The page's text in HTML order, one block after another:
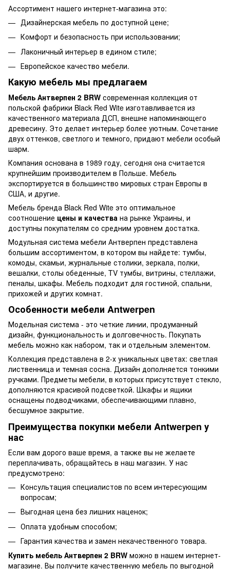
Ассортимент нашего интернет-магазина это:
Дизайнерская мебель по доступной цене;
Комфорт и безопасность при использовании;
Лаконичный интерьер в едином стиле;
Европейское качество мебели.
Какую мебель мы предлагаем
Мебель Антверпен 2 BRW современная коллекция от
польской фабрики Black Red Wite изготавливается из
качественного материала ДСП, внешне напоминающего
древесину. Это делает интерьер более уютным. Сочетание
двух оттенков, светлого и темного, придают мебели особый
шарм.
Компания основана в 1989 году, сегодня она считается
крупнейшим производителем в Польше. Мебель
экспортируется в большинство мировых стран Европы в
США, и другие.
Мебель бренда Black Red Wite это оптимальное
соотношение цены и качества на рынке Украины, и
доступны покупателям со средним уровнем достатка.
Модульная система мебели Антверпен представлена
большим ассортиментом, в котором вы найдете: тумбы,
комоды, скамьи, журнальные столики, зеркала, полки,
вешалки, столы обеденные, TV тумбы, витрины, стеллажи,
пеналы, шкафы. Мебель подходит для гостиной, спальни,
прихожей и других комнат.
Особенности мебели Antwerpen
Модельная система - это четкие линии, продуманный
дизайн, функциональность и долговечность. Покупать
мебель можно как набором, так и отдельным элементом.
Коллекция представлена в 2-х уникальных цветах: светлая
лиственница и темная сосна. Дизайн дополняется тонкими
ручками. Предметы мебели, в которых присутствует стекло,
дополняются красивой подсветкой. Шкафы и ящики
оснащены подводчиками, обеспечивающими плавно,
бесшумное закрытие.
Преимущества покупки мебели Antwerpen у
нас
Если вам дорого ваше время, а также вы не желаете
переплачивать, обращайтесь в наш магазин. У нас
предусмотрено:
Консультация специалистов по всем интересующим
вопросам;
Выгодная цена без лишних наценок;
Оплата удобным способом;
Гарантия качества и замен некачественного товара.
Купить мебель Антверпен 2 BRW можно в нашем интернет-
магазине. Вы получите качественную мебель по выгодной